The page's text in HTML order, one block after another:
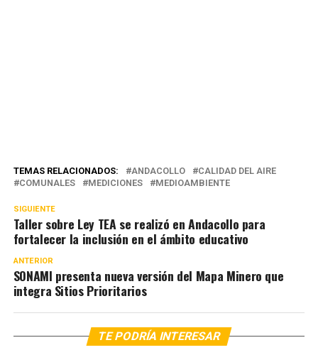
TEMAS RELACIONADOS: ANDACOLLO
CALIDAD DEL AIRE
COMUNALES
MEDICIONES MEDIOAMBIENTE
SIGUIENTE
Taller sobre Ley TEA se realizó en Andacollo para
fortalecer la inclusión en el ámbito educativo
ANTERIOR
SONAMI presenta nueva versión del Mapa Minero que
integra Sitios Prioritarios
TE PODRÍA INTERESAR